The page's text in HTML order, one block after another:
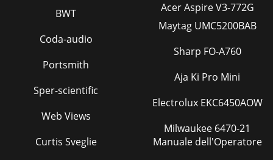
BWT
Coda-audio
Portsmith
Sper-scientific
Web Views
Curtis Sveglie
Acer Aspire V3-772G
Maytag UMC5200BAB
Sharp FO-A760
Aja Ki Pro Mini
Electrolux EKC6450AOW
Milwaukee 6470-21
Manuale dell'Operatore